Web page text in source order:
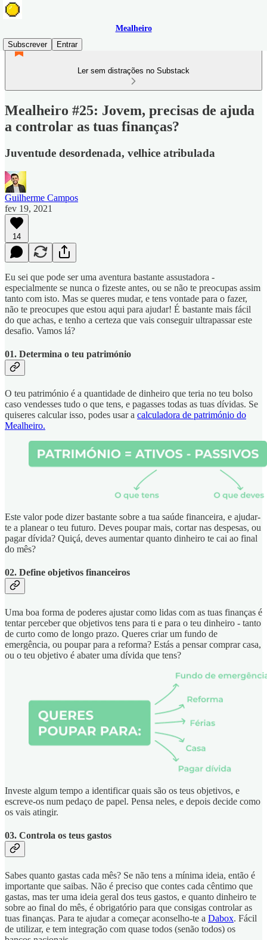
Mealheiro
Subscrever
Entrar
Ler sem distrações no Substack
Mealheiro #25: Jovem, precisas de ajuda
a controlar as tuas finanças?
Juventude desordenada, velhice atribulada
Guilherme Campos
fev 19, 2021
14
Eu sei que pode ser uma aventura bastante assustadora -
especialmente se nunca o fizeste antes, ou se não te preocupas assim
tanto com isto. Mas se queres mudar, e tens vontade para o fazer,
não te preocupes que estou aqui para ajudar! É bastante mais fácil
do que achas, e tenho a certeza que vais conseguir ultrapassar este
desafio. Vamos lá?
01. Determina o teu património
O teu património é a quantidade de dinheiro que teria no teu bolso
caso vendesses tudo o que tens, e pagasses todas as tuas dívidas. Se
quiseres calcular isso, podes usar a calculadora de património do
Mealheiro.
Este valor pode dizer bastante sobre a tua saúde financeira, e ajudar-
te a planear o teu futuro. Deves poupar mais, cortar nas despesas, ou
pagar dívida? Quiçá, deves aumentar quanto dinheiro te cai ao final
do mês?
02. Define objetivos financeiros
Uma boa forma de poderes ajustar como lidas com as tuas finanças é
tentar perceber que objetivos tens para ti e para o teu dinheiro - tanto
de curto como de longo prazo. Queres criar um fundo de
emergência, ou poupar para a reforma? Estás a pensar comprar casa,
ou o teu objetivo é abater uma dívida que tens?
Investe algum tempo a identificar quais são os teus objetivos, e
escreve-os num pedaço de papel. Pensa neles, e depois decide como
os vais atingir.
03. Controla os teus gastos
Sabes quanto gastas cada mês? Se não tens a mínima ideia, então é
importante que saibas. Não é preciso que contes cada cêntimo que
gastas, mas ter uma ideia geral dos teus gastos, e quanto dinheiro te
sobre ao final do mês, é obrigatório para que consigas controlar as
tuas finanças. Para te ajudar a começar aconselho-te a Dabox. Fácil
de utilizar, e tem integração com quase todos (senão todos) os